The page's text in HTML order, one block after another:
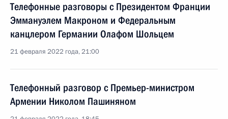
Телефонные разговоры с Президентом Франции
Эммануэлем Макроном и Федеральным
канцлером Германии Олафом Шольцем
21 февраля 2022 года, 21:00
Телефонный разговор с Премьер-министром
Армении Николом Пашиняном